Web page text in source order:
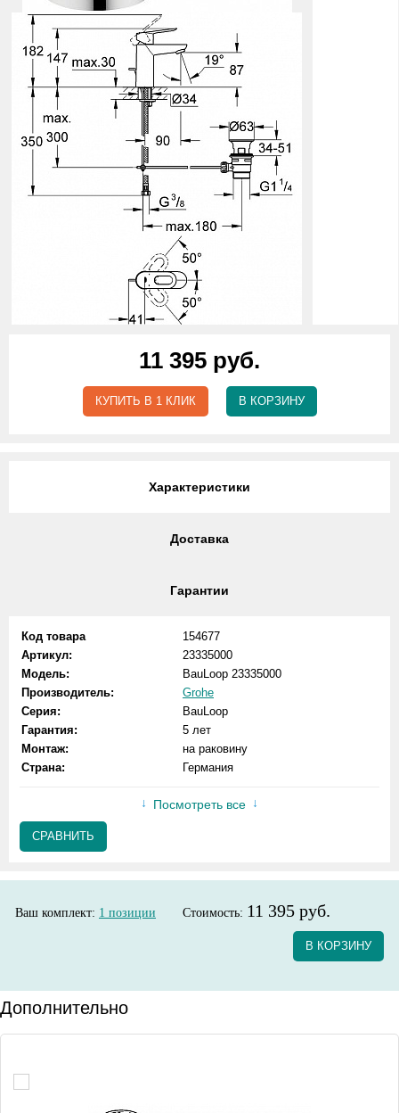
11 395 руб.
КУПИТЬ В 1 КЛИК В КОРЗИНУ
Характеристики
Доставка
Гарантии
Код товара
154677
Артикул:
23335000
Модель:
BauLoop 23335000
Производитель:
Grohe
Серия:
BauLoop
Гарантия:
5 лет
Монтаж:
на раковину
Страна:
Германия
Посмотреть все
СРАВНИТЬ
Ваш комплект: 1 позиции Стоимость: 11 395 руб.
В КОРЗИНУ
Дополнительно